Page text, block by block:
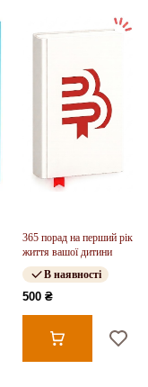
365 порад на перший рік
життя вашої дитини
В наявності
500 ₴